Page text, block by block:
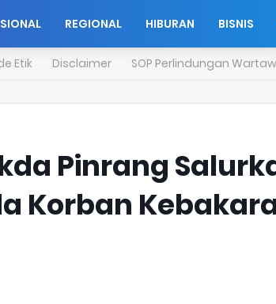
REGIONAL HIBURAN BISNIS
Etik Disclaimer SOP Perlindungan
Pinrang
Korban